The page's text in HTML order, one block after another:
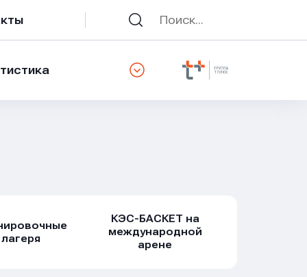
лагеря
КЭС-БАСКЕТ на
международной
арене